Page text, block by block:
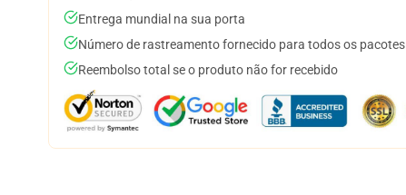
Entrega mundial na sua porta
Número de rastreamento fornecido para todos os pacotes
Reembolso total se o produto não for recebido